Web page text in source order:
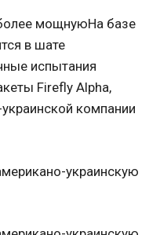
мощнуюНа базе
в шате
испытания
Firefly Alpha,
компании